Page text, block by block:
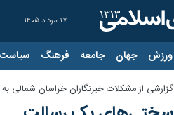
۱۷ مرداد ۱۴۰۵
ورزش جهان جامعه فرهنگ
گزارشی از مشکلات خبرنگاران خراسان شمالی به